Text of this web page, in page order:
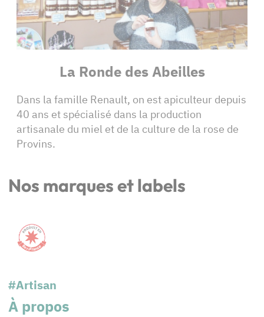
La Ronde des Abeilles
Dans la famille Renault, on est apiculteur depuis
40 ans et spécialisé dans la production
artisanale du miel et de la culture de la rose de
Provins.
Nos marques et labels
#Artisan
À propos